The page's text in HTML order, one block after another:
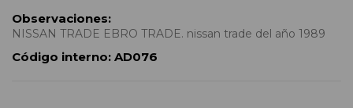
Observaciones:
NISSAN TRADE EBRO TRADE. nissan trade del año 1989
Código interno: AD076